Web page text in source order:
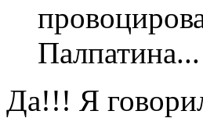
Да!!! Я